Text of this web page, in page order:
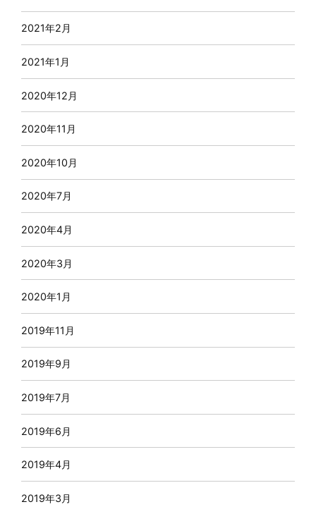
2021年2月
2021年1月
2020年12月
2020年11月
2020年10月
2020年7月
2020年4月
2020年3月
2020年1月
2019年11月
2019年9月
2019年7月
2019年6月
2019年4月
2019年3月